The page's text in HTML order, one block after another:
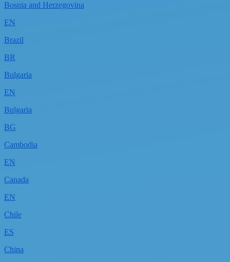
Bosnia and Herzegovina
EN
Brazil
BR
Bulgaria
EN
Bulgaria
BG
Cambodia
EN
Canada
EN
Chile
ES
China